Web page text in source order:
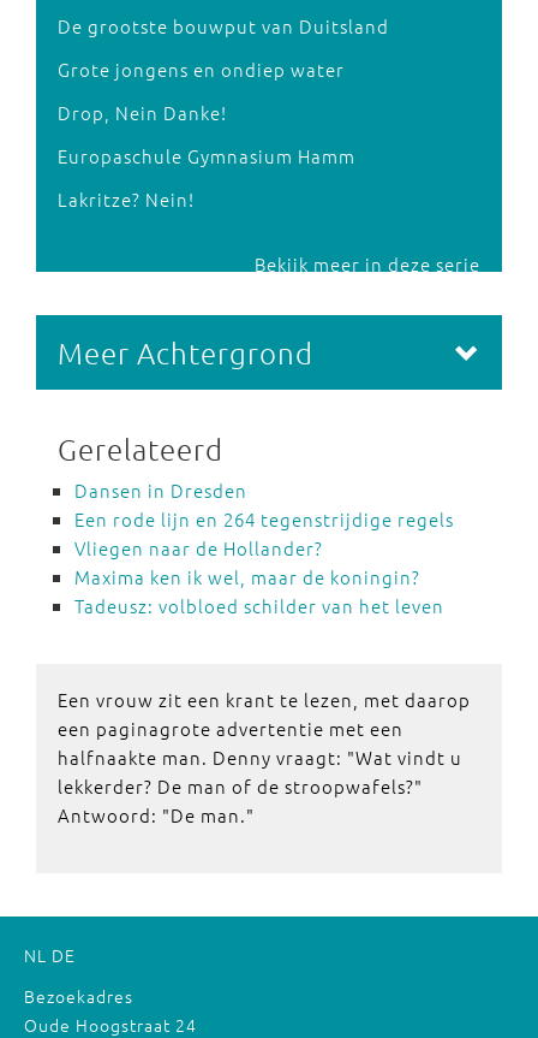
De grootste bouwput van Duitsland
Grote jongens en ondiep water
Drop, Nein Danke!
Europaschule Gymnasium Hamm
Lakritze? Nein!
Bekijk meer in deze serie
Meer Achtergrond
Gerelateerd
Dansen in Dresden
Een rode lijn en 264 tegenstrijdige regels
Vliegen naar de Hollander?
Maxima ken ik wel, maar de koningin?
Tadeusz: volbloed schilder van het leven
Een vrouw zit een krant te lezen, met daarop
een paginagrote advertentie met een
halfnaakte man. Denny vraagt: "Wat vindt u
lekkerder? De man of de stroopwafels?"
Antwoord: "De man."
NL DE
Bezoekadres
Oude Hoogstraat 24